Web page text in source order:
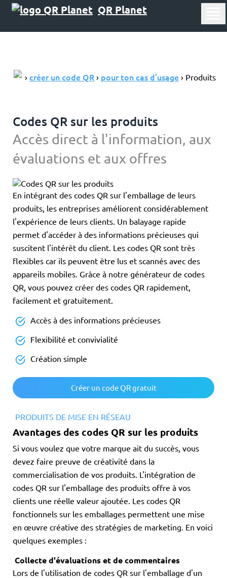
QR Planet
› créer un code QR › pour ton cas d’usage › Produits
Codes QR sur les produits
Accès direct à l'information, aux
évaluations et aux offres
En intégrant des codes QR sur l'emballage de leurs
produits, les entreprises améliorent considérablement
l'expérience de leurs clients. Un balayage rapide
permet d'accéder à des informations précieuses qui
suscitent l'intérêt du client. Les codes QR sont très
flexibles car ils peuvent être lus et scannés avec des
appareils mobiles. Grâce à notre générateur de codes
QR, vous pouvez créer des codes QR rapidement,
facilement et gratuitement.
Accès à des informations précieuses
Flexibilité et convivialité
Création simple
Créer un code QR gratuit
PRODUITS DE MISE EN RÉSEAU
Avantages des codes QR sur les produits
Si vous voulez que votre marque ait du succès, vous
devez faire preuve de créativité dans la
commercialisation de vos produits. L'intégration de
codes QR sur l'emballage des produits offre à vos
clients une réelle valeur ajoutée. Les codes QR
fonctionnels sur les emballages permettent une mise
en œuvre créative des stratégies de marketing. En voici
quelques exemples :
Collecte d'évaluations et de commentaires
Lors de l'utilisation de codes QR sur l'emballage d'un